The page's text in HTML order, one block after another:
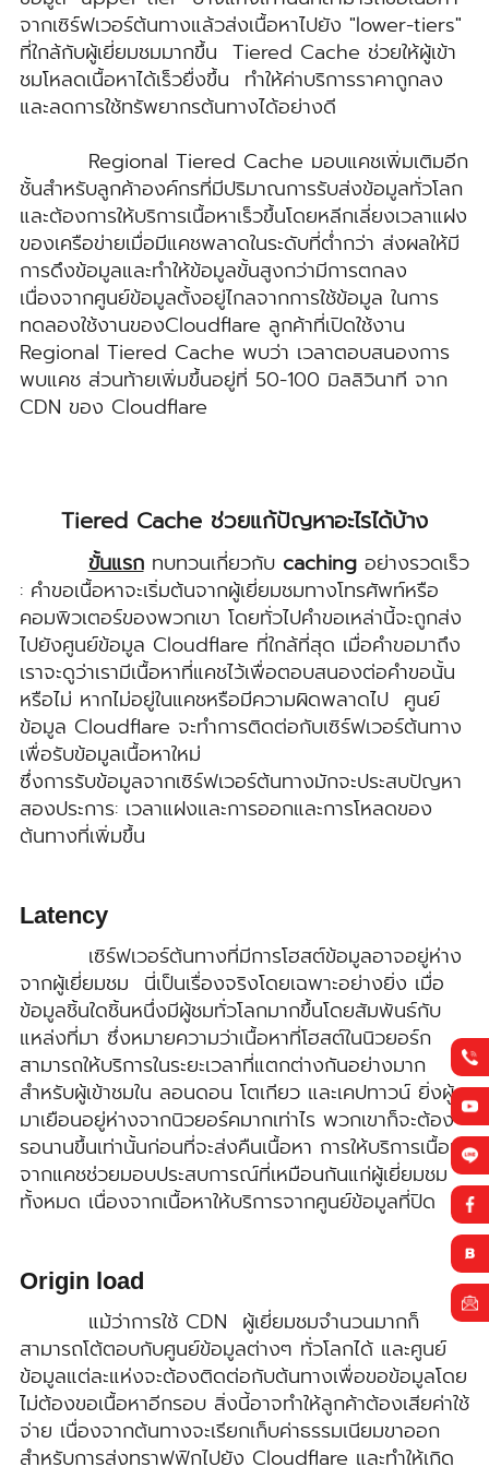
จากเซิร์ฟเวอร์ต้นทางแล้วส่งเนื้อหาไปยัง "lower-tiers"
ที่ใกล้กับผู้เยี่ยมชมมากขึ้น Tiered Cache ช่วยให้ผู้เข้า
ชมโหลดเนื้อหาได้เร็วยื่งขึ้น ทำให้ค่าบริการราคาถูกลง
และลดการใช้ทรัพยากรต้นทางได้อย่างดี
Regional Tiered Cache มอบแคชเพิ่มเติมอีก
ชั้นสำหรับลูกค้าองค์กรที่มีปริมาณการรับส่งข้อมูลทั่วโลก
และต้องการให้บริการเนื้อหาเร็วขึ้นโดยหลีกเลี่ยงเวลาแฝง
ของเครือข่ายเมื่อมีแคชพลาดในระดับที่ต่ำกว่า ส่งผลให้มี
การดึงข้อมูลและทำให้ข้อมูลขั้นสูงกว่ามีการตกลง
เนื่องจากศูนย์ข้อมูลตั้งอยู่ไกลจากการใช้ข้อมูล ในการ
ทดลองใช้งานของCloudflare ลูกค้าที่เปิดใช้งาน
Regional Tiered Cache พบว่า เวลาตอบสนองการ
พบแคช ส่วนท้ายเพิ่มขึ้นอยู่ที่ 50-100 มิลลิวินาที จาก
CDN ของ Cloudflare
Tiered Cache ช่วยแก้ปัญหาอะไรได้บ้าง
ขั้นแรกทบทวนเกี่ยวกับ cachingอย่างรวดเร็ว
: คำขอเนื้อหาจะเริ่มต้นจากผู้เยี่ยมชมทางโทรศัพท์หรือ
คอมพิวเตอร์ของพวกเขา โดยทั่วไปคำขอเหล่านี้จะถูกส่ง
ไปยังศูนย์ข้อมูล Cloudflare ที่ใกล้ที่สุด เมื่อคำขอมาถึง
เราจะดูว่าเรามีเนื้อหาที่แคชไว้เพื่อตอบสนองต่อคำขอนั้น
หรือไม่ หากไม่อยู่ในแคชหรือมีความผิดพลาดไป ศูนย์
ข้อมูล Cloudflare จะทำการติดต่อกับเซิร์ฟเวอร์ต้นทาง
เพื่อรับข้อมูลเนื้อหาใหม่
ซึ่งการรับข้อมูลจากเซิร์ฟเวอร์ต้นทางมักจะประสบปัญหา
สองประการ: เวลาแฝงและการออกและการโหลดของ
ต้นทางที่เพิ่มขึ้น
Latency
เซิร์ฟเวอร์ต้นทางที่มีการโฮสต์ข้อมูลอาจอยู่ห่าง
จากผู้เยี่ยมชม นี่เป็นเรื่องจริงโดยเฉพาะอย่างยิ่ง เมื่อ
ข้อมูลชิ้นใดชิ้นหนึ่งมีผู้ชมทั่วโลกมากขึ้นโดยสัมพันธ์กับ
แหล่งที่มา ซึ่งหมายความว่าเนื้อหาที่โฮสต์ในนิวยอร์ก
สามารถให้บริการในระยะเวลาที่แตกต่างกันอย่างมาก
สำหรับผู้เข้าชมใน ลอนดอน โตเกียว และเคปทาวน์ ยิ่งผู้
มาเยือนอยู่ห่างจากนิวยอร์คมากเท่าไร พวกเขาก็จะต้อง
รอนานขึ้นเท่านั้นก่อนที่จะส่งคืนเนื้อหา การให้บริการเนื้อหา
จากแคชช่วยมอบประสบการณ์ที่เหมือนกันแก่ผู้เยี่ยมชม
ทั้งหมด เนื่องจากเนื้อหาให้บริการจากศูนย์ข้อมูลที่ปิด
Origin load
แม้ว่าการใช้ CDN ผู้เยี่ยมชมจำนวนมากก็
สามารถโต้ตอบกับศูนย์ข้อมูลต่างๆ ทั่วโลกได้ และศูนย์
ข้อมูลแต่ละแห่งจะต้องติดต่อกับต้นทางเพื่อขอข้อมูลโดย
ไม่ต้องขอเนื้อหาอีกรอบ สิ่งนี้อาจทำให้ลูกค้าต้องเสียค่าใช้
จ่าย เนื่องจากต้นทางจะเรียกเก็บค่าธรรมเนียมขาออก
สำหรับการส่งทราฟฟิกไปยัง Cloudflare และทำให้เกิด